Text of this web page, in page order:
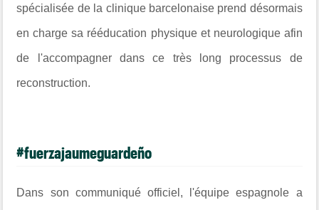
spécialisée de la clinique barcelonaise prend désormais
en charge sa rééducation physique et neurologique afin
de l'accompagner dans ce très long processus de
reconstruction.
#fuerzajaumeguardeño
Dans son communiqué officiel, l'équipe espagnole a